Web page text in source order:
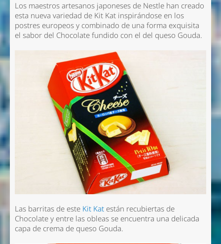
Los maestros artesanos japoneses de Nestle han creado
esta nueva variedad de Kit Kat inspirándose en los
postres europeos y combinado de una forma exquisita
el sabor del Chocolate fundido con el del queso Gouda.
Las barritas de este Kit Katestán recubiertas de
Chocolate y entre las obleas se encuentra una delicada
capa de crema de queso Gouda.